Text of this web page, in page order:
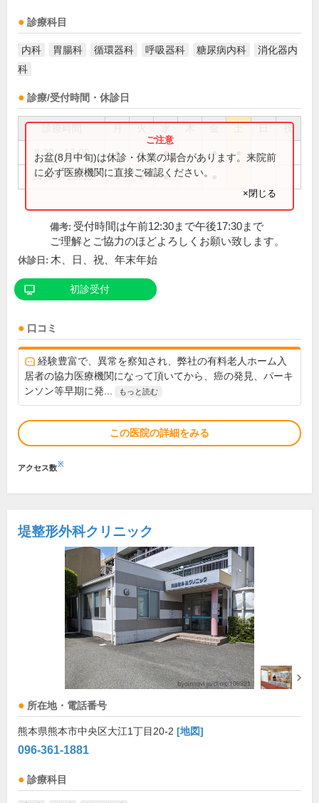
診療科目
内科 胃腸科 循環器科 呼吸器科 糖尿病内科
消化器内
科
診療/受付時間・休診日
祝
8:30～13:00 ● ● ● ●
14:30～18:00 ● ● ●
お盆(8月中旬)は休診・休業の場合があります。来院前
に必ず医療機関に直接ご確認ください。
×閉じる
備考: 受付時間は午前12:30まで午後17:30まで
ご理解とご協力のほどよろしくお願い致します。
休診日: 木、日、祝、年末年始
初診受付
口コミ
経験豊富で、異常を察知され、弊社の有料老人ホーム入
居者の協力医療機関になって頂いてから、癌の発見、パーキ
ンソン等早期に発...
もっと読む
この医院の詳細をみる
アクセス数※
堤整形外科クリニック
所在地・電話番号
熊本県熊本市中央区大江1丁目20-2 [地図]
096-361-1881
診療科目